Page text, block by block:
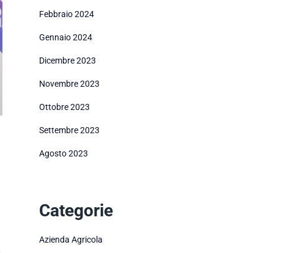
Febbraio 2024
Gennaio 2024
Dicembre 2023
Novembre 2023
Ottobre 2023
Settembre 2023
Agosto 2023
Categorie
Azienda Agricola